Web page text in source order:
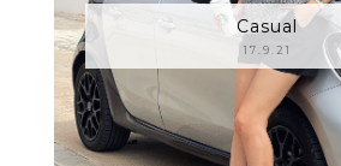
Casual
17.9.21